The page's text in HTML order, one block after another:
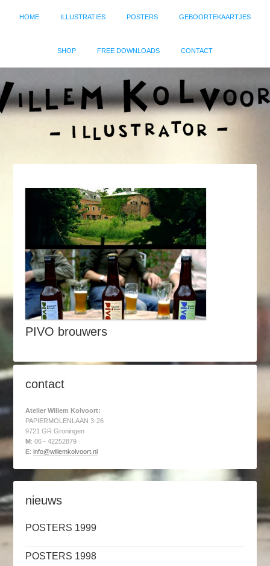
HOME ILLUSTRATIES POSTERS GEBOORTEKAARTJES
SHOP FREE DOWNLOADS CONTACT
PIVO brouwers
contact
Atelier Willem Kolvoort:
PAPIERMOLENLAAN 3-26
9721 GR Groningen
M: 06 - 42252879
E:info@willemkolvoort.nl
nieuws
POSTERS 1999
POSTERS 1998